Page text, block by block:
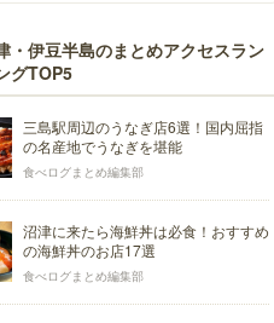
・伊豆半島のまとめアクセスラン
グTOP5
三島駅周辺のうなぎ店6選！国内屈指
の名産地でうなぎを堪能
食べログまとめ編集部
沼津に来たら海鮮丼は必食！おすすめ
の海鮮丼のお店17選
食べログまとめ編集部